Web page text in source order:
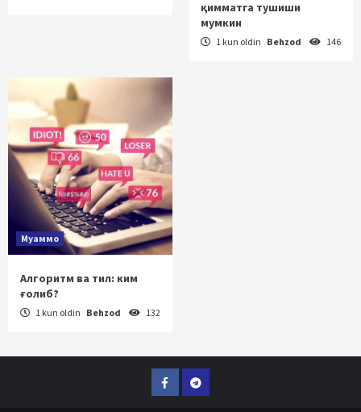
қимматга тушиши
мумкин
1 kun oldin Behzod 146
Муаммо
Алгоритм ва тил: ким
ғолиб?
1 kun oldin Behzod 132
FacebookTelegram